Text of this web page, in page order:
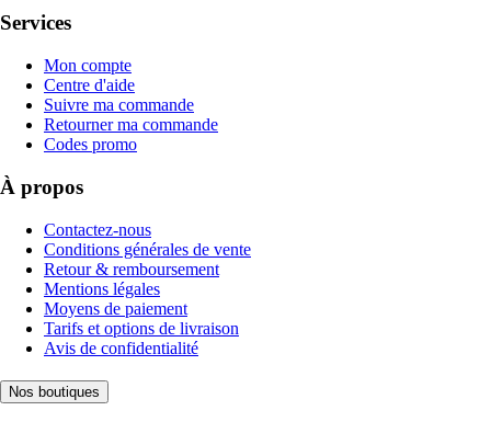
Services
Mon compte
Centre d'aide
Suivre ma commande
Retourner ma commande
Codes promo
À propos
Contactez-nous
Conditions générales de vente
Retour & remboursement
Mentions légales
Moyens de paiement
Tarifs et options de livraison
Avis de confidentialité
Nos boutiques